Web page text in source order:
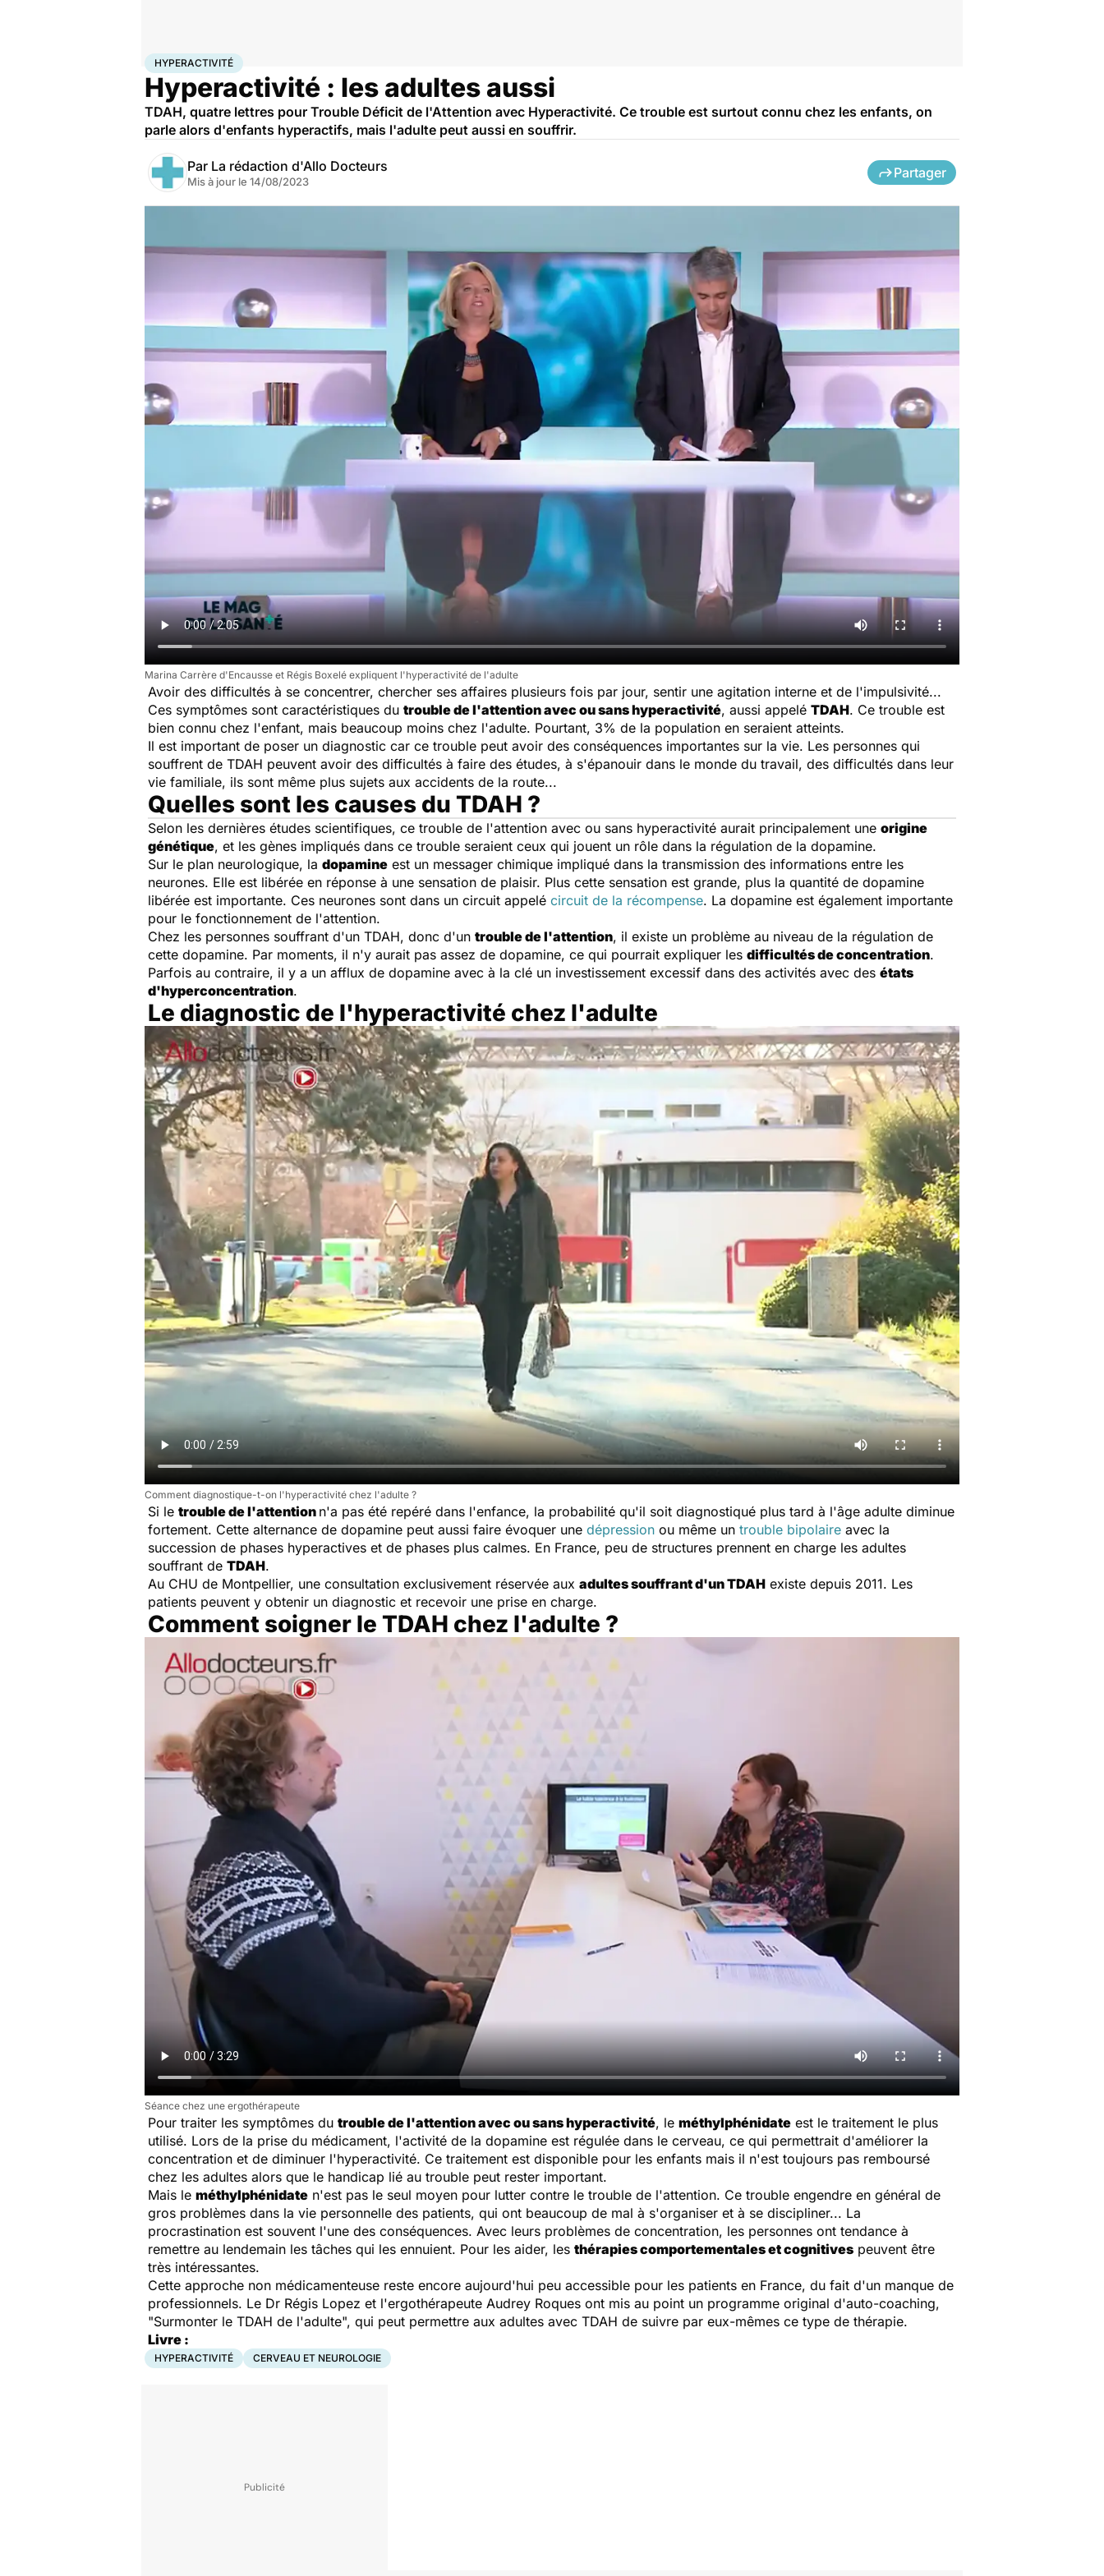
AccueilSantéMaladies
HYPERACTIVITÉ
Hyperactivité : les adultes aussi
TDAH, quatre lettres pour Trouble Déficit de l'Attention avec Hyperactivité. Ce trouble est surtout connu chez les enfants, on
parle alors d'enfants hyperactifs, mais l'adulte peut aussi en souffrir.
Par La rédaction d'Allo Docteurs
Mis à jour le 14/08/2023
Partager
Marina Carrère d'Encausse et Régis Boxelé expliquent l'hyperactivité de l'adulte
Avoir des difficultés à se concentrer, chercher ses affaires plusieurs fois par jour, sentir une agitation interne et de l'impulsivité...
Ces symptômes sont caractéristiques du trouble de l'attention avec ou sans hyperactivité, aussi appelé TDAH. Ce trouble est
bien connu chez l'enfant, mais beaucoup moins chez l'adulte. Pourtant, 3% de la population en seraient atteints.
Il est important de poser un diagnostic car ce trouble peut avoir des conséquences importantes sur la vie. Les personnes qui
souffrent de TDAH peuvent avoir des difficultés à faire des études, à s'épanouir dans le monde du travail, des difficultés dans leur
vie familiale, ils sont même plus sujets aux accidents de la route...
Quelles sont les causes du TDAH ?
Selon les dernières études scientifiques, ce trouble de l'attention avec ou sans hyperactivité aurait principalement une origine
génétique, et les gènes impliqués dans ce trouble seraient ceux qui jouent un rôle dans la régulation de la dopamine.
Sur le plan neurologique, la dopamine est un messager chimique impliqué dans la transmission des informations entre les
neurones. Elle est libérée en réponse à une sensation de plaisir. Plus cette sensation est grande, plus la quantité de dopamine
libérée est importante. Ces neurones sont dans un circuit appelé circuit de la récompense. La dopamine est également importante
pour le fonctionnement de l'attention.
Chez les personnes souffrant d'un TDAH, donc d'un trouble de l'attention, il existe un problème au niveau de la régulation de
cette dopamine. Par moments, il n'y aurait pas assez de dopamine, ce qui pourrait expliquer les difficultés de concentration.
Parfois au contraire, il y a un afflux de dopamine avec à la clé un investissement excessif dans des activités avec des états
d'hyperconcentration.
Le diagnostic de l'hyperactivité chez l'adulte
Comment diagnostique-t-on l'hyperactivité chez l'adulte ?
Si le trouble de l'attention n'a pas été repéré dans l'enfance, la probabilité qu'il soit diagnostiqué plus tard à l'âge adulte diminue
fortement. Cette alternance de dopamine peut aussi faire évoquer une dépression ou même un trouble bipolaire avec la
succession de phases hyperactives et de phases plus calmes. En France, peu de structures prennent en charge les adultes
souffrant de TDAH.
Au CHU de Montpellier, une consultation exclusivement réservée aux adultes souffrant d'un TDAH existe depuis 2011. Les
patients peuvent y obtenir un diagnostic et recevoir une prise en charge.
Comment soigner le TDAH chez l'adulte ?
Séance chez une ergothérapeute
Pour traiter les symptômes du trouble de l'attention avec ou sans hyperactivité, le méthylphénidate est le traitement le plus
utilisé. Lors de la prise du médicament, l'activité de la dopamine est régulée dans le cerveau, ce qui permettrait d'améliorer la
concentration et de diminuer l'hyperactivité. Ce traitement est disponible pour les enfants mais il n'est toujours pas remboursé
chez les adultes alors que le handicap lié au trouble peut rester important.
Mais le méthylphénidate n'est pas le seul moyen pour lutter contre le trouble de l'attention. Ce trouble engendre en général de
gros problèmes dans la vie personnelle des patients, qui ont beaucoup de mal à s'organiser et à se discipliner... La
procrastination est souvent l'une des conséquences. Avec leurs problèmes de concentration, les personnes ont tendance à
remettre au lendemain les tâches qui les ennuient. Pour les aider, les thérapies comportementales et cognitives peuvent être
très intéressantes.
Cette approche non médicamenteuse reste encore aujourd'hui peu accessible pour les patients en France, du fait d'un manque de
professionnels. Le Dr Régis Lopez et l'ergothérapeute Audrey Roques ont mis au point un programme original d'auto-coaching,
"Surmonter le TDAH de l'adulte", qui peut permettre aux adultes avec TDAH de suivre par eux-mêmes ce type de thérapie.
Livre :
HYPERACTIVITÉ CERVEAU ET NEUROLOGIE